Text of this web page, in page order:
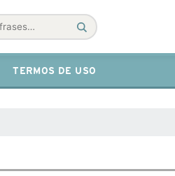
TERMOS DE USO